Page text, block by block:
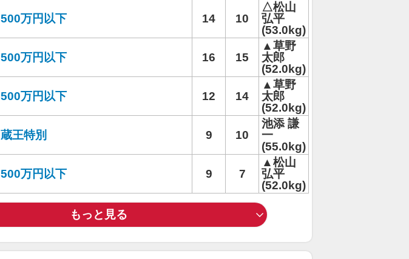
500万円以下 14 10
△松山
弘平
(53.0kg)
500万円以下 16 15
▲草野
太郎
(52.0kg)
500万円以下 12 14
▲草野
太郎
(52.0kg)
蔵王特別 9 10
池添 謙
一
(55.0kg)
500万円以下 9 7
▲松山
弘平
(52.0kg)
もっと見る